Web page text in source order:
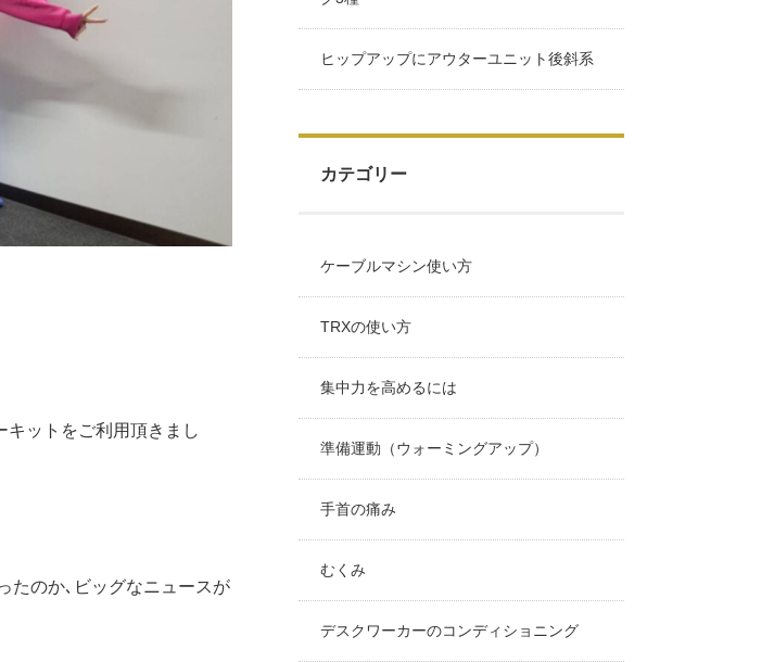
キットをご利用頂きまし
たのか､ビッグなニュースが
ヒップアップにアウターユニット後斜系
カテゴリー
ケーブルマシン使い方
TRXの使い方
集中力を高めるには
準備運動（ウォーミングアップ）
手首の痛み
むくみ
デスクワーカーのコンディショニング